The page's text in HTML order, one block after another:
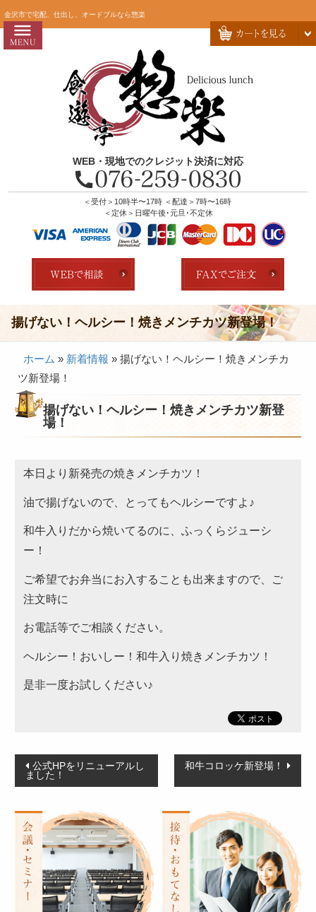
金沢市で宅配、仕出し、オードブルなら惣楽
WEB・現地でのクレジット決済に対応
＜受付＞10時半〜17時 ＜配達＞7時〜16時
＜定休＞日曜午後･元旦･不定休
HOME
惣楽のこだわり
配達エリア・注文方法
店舗の紹介
接客・おもてなし弁当
製薬会社様向け弁当
行楽・観光弁当
法事・法要仕出し
慶事・お祝い仕出し
大皿料理・オードブル
旅行会社様向け弁当
パーティー・宴会
旅行会社様向け弁当
価格帯から選ぶ
～999円
2,000～2,999円
4,000円～4,999円
カテゴリーから選ぶ
サンドウィッチ・おにぎり
高級弁当
ロケ・イベント弁当
揚げない！ヘルシー！焼きメンチカツ新登場！
ホーム » 新着情報 » 揚げない！ヘルシー！焼きメンチカ
ツ新登場！
揚げない！ヘルシー！焼きメンチカツ新登
場！
本日より新発売の焼きメンチカツ！
油で揚げないので、とってもヘルシーですよ♪
和牛入りだから焼いてるのに、ふっくらジューシ
ー！
ご希望でお弁当にお入することも出来ますので、ご
注文時に
お電話等でご相談ください。
ヘルシー！おいしー！和牛入り焼きメンチカツ！
是非一度お試しください♪
投
稿
ビ
ゲ
ー
シ
ョ
公式HPをリニューアルし
ました！
和牛コロッケ新登場！